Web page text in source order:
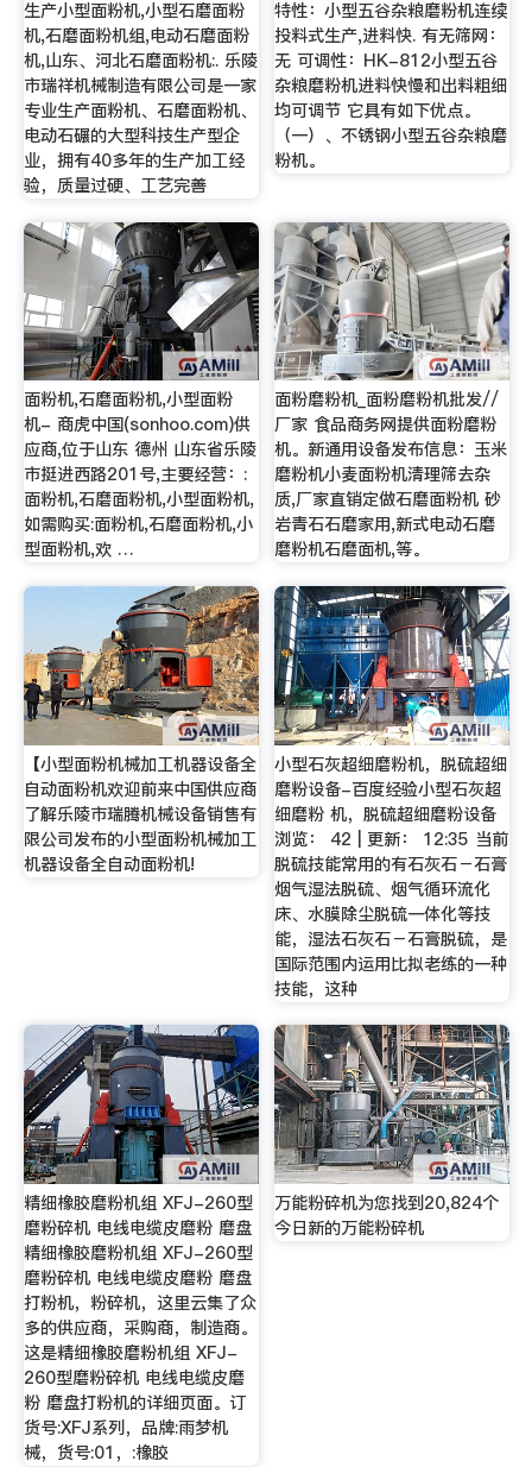
生产小型面粉机,小型石磨面粉
机,石磨面粉机组,电动石磨面粉
机,山东、河北石磨面粉机:. 乐陵
市瑞祥机械制造有限公司是一家
专业生产面粉机、石磨面粉机、
电动石碾的大型科技生产型企
业，拥有40多年的生产加工经
验，质量过硬、工艺完善
特性：小型五谷杂粮磨粉机连续
投料式生产,进料快. 有无筛网：
无 可调性：HK-812小型五谷
杂粮磨粉机进料快慢和出料粗细
均可调节 它具有如下优点。
（一）、不锈钢小型五谷杂粮磨
粉机。
面粉机,石磨面粉机,小型面粉
机- 商虎中国(sonhoo.com)供
应商,位于山东 德州 山东省乐陵
市挺进西路201号,主要经营：:
面粉机,石磨面粉机,小型面粉机,
如需购买:面粉机,石磨面粉机,小
型面粉机,欢 …
面粉磨粉机_面粉磨粉机批发//
厂家 食品商务网提供面粉磨粉
机。新通用设备发布信息：玉米
磨粉机小麦面粉机清理筛去杂
质,厂家直销定做石磨面粉机 砂
岩青石石磨家用,新式电动石磨
磨粉机石磨面机,等。
【小型面粉机械加工机器设备全
自动面粉机欢迎前来中国供应商
了解乐陵市瑞腾机械设备销售有
限公司发布的小型面粉机械加工
机器设备全自动面粉机!
小型石灰超细磨粉机，脱硫超细
磨粉设备-百度经验小型石灰超
细磨粉 机，脱硫超细磨粉设备
浏览： 42 | 更新： 12:35 当前
脱硫技能常用的有石灰石－石膏
烟气湿法脱硫、烟气循环流化
床、水膜除尘脱硫一体化等技
能，湿法石灰石－石膏脱硫，是
国际范围内运用比拟老练的一种
技能，这种
精细橡胶磨粉机组 XFJ-260型
磨粉碎机 电线电缆皮磨粉 磨盘
精细橡胶磨粉机组 XFJ-260型
磨粉碎机 电线电缆皮磨粉 磨盘
打粉机，粉碎机，这里云集了众
多的供应商，采购商，制造商。
这是精细橡胶磨粉机组 XFJ-
260型磨粉碎机 电线电缆皮磨
粉 磨盘打粉机的详细页面。订
货号:XFJ系列，品牌:雨梦机
械，货号:01，:橡胶
万能粉碎机为您找到20,824个
今日新的万能粉碎机